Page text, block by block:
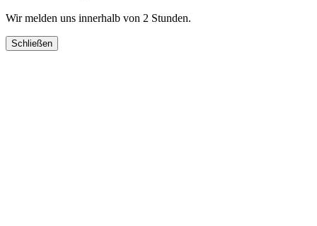
Wir melden uns innerhalb von 2 Stunden.
Schließen